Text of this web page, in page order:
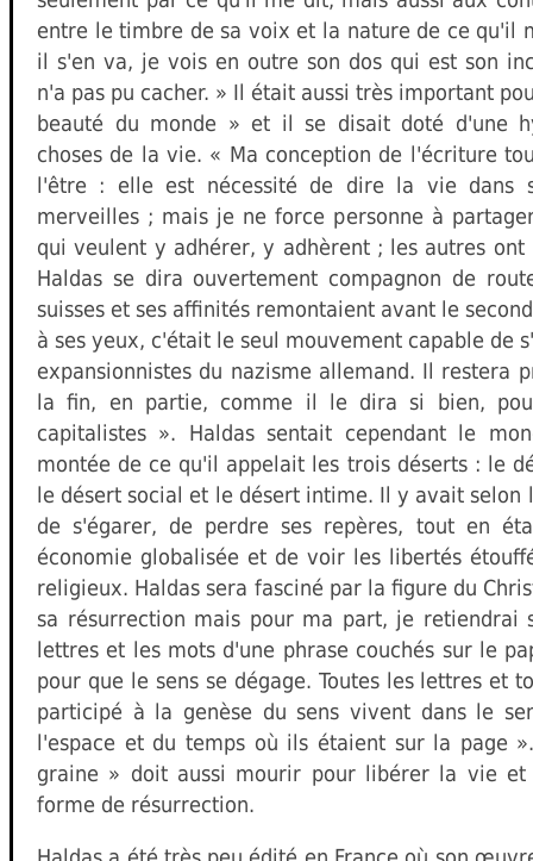
entre le timbre de sa voix et la nature de ce qu'il
il s'en va, je vois en outre son dos qui est son
n'a pas pu cacher. » Il était aussi très important
beauté du monde » et il se disait doté d'une
choses de la vie. « Ma conception de l'écriture
l'être : elle est nécessité de dire la vie dans
merveilles ; mais je ne force personne à
qui veulent y adhérer, y adhèrent ; les autres
Haldas se dira ouvertement compagnon de
suisses et ses affinités remontaient avant le
à ses yeux, c'était le seul mouvement capable de
expansionnistes du nazisme allemand. Il restera
la fin, en partie, comme il le dira si bien,
capitalistes ». Haldas sentait cependant le
montée de ce qu'il appelait les trois déserts : le
le désert social et le désert intime. Il y avait selon
de s'égarer, de perdre ses repères, tout en
économie globalisée et de voir les libertés
religieux. Haldas sera fasciné par la figure du
sa résurrection mais pour ma part, je retiendrai
lettres et les mots d'une phrase couchés sur le
pour que le sens se dégage. Toutes les lettres et
participé à la genèse du sens vivent dans le
l'espace et du temps où ils étaient sur la page
graine » doit aussi mourir pour libérer la vie
forme de résurrection.